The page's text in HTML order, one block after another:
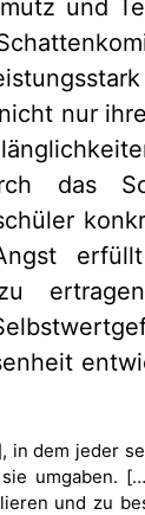
und
nur
das
zu
in dem jeder
umgaben.
und zu